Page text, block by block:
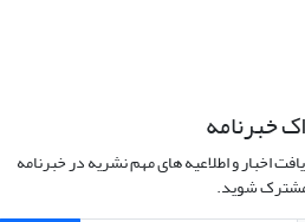
خبرنامه
اخبار و اطلاعیه های مهم نشریه در خبرنامه
شوید.